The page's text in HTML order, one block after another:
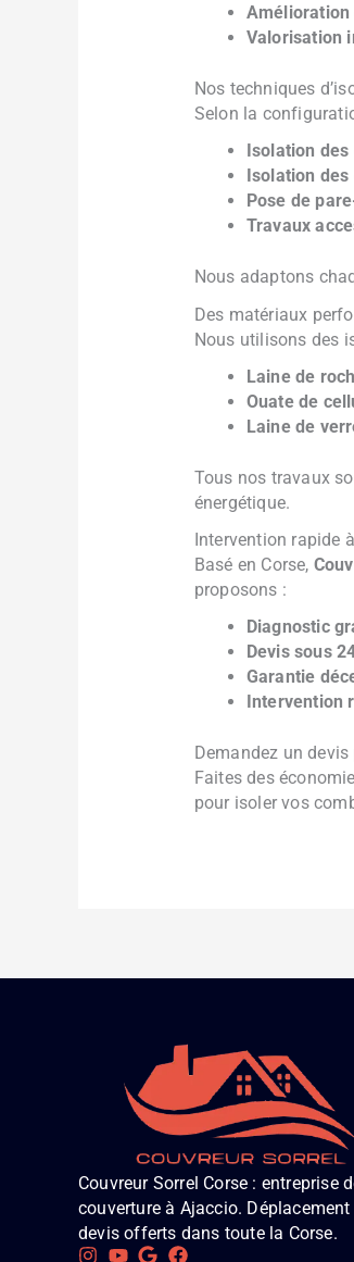
Amélioration
Valorisation
Nos techniques
Selon la
Isolation
Isolation
Pose de
Travaux
Nous adaptons
Des matériaux
Nous utilisons des
Laine de
Ouate de
Laine de
Tous nos travaux
énergétique.
Intervention rapide
Basé en Corse,
proposons :
Diagnostic
Devis sous
Garantie
Intervention
Demandez un
Faites des
pour isoler vos
Couvreur Sorrel Corse : entreprise
couverture à Ajaccio. Déplacement
devis offerts dans toute la Corse.